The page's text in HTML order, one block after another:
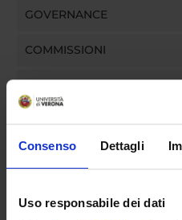
Consenso Dettagli
Uso responsabile dei dati
GOVERNANCE
COMMISSIONI
UFFICI E STRUTTURE DI
SERVIZI DI SEGRETERIA
BIBLIOTECHE